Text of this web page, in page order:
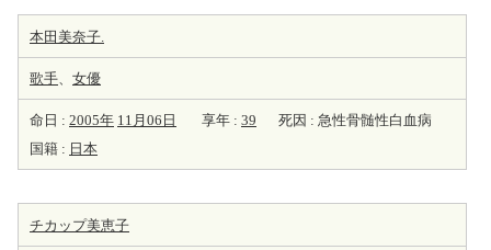
本田美奈子.
歌手、 女優
命日 : 2005年 11月06日 享年 : 39
死因 : 急性骨髄性白血病
国籍 : 日本
チカップ美恵子